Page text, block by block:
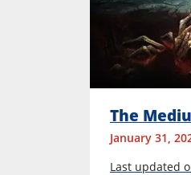
The
January 31,
Last updated